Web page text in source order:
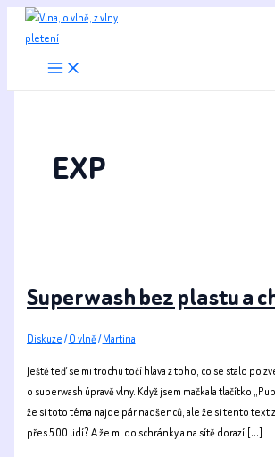
Přeskočit
EXP
Superwash bez plastu a
Diskuze/O vlně/Martina
Ještě teď se mi trochu točí hlava z toho, co se stalo po
o superwash úpravě vlny. Když jsem mačkala tlačítko
že si toto téma najde pár nadšenců, ale že si tento text
přes 500 lidí? A že mi do schránky a na sítě dorazí […]